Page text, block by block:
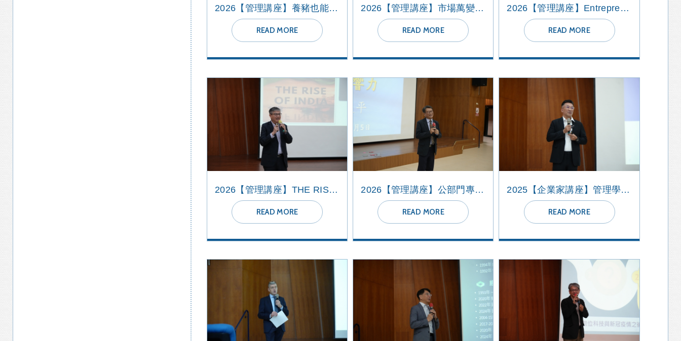
2026【管理講座】養豬也能很科技：一場從臭味到綠電的轉型革命
READ MORE
2026【管理講座】市場萬變~找利基邊走邊整隊
READ MORE
2026【管理講座】Entrepreneurship : My Journey
READ MORE
2026【管理講座】THE RISE OF INDIA
READ MORE
2026【管理講座】公部門專案與治理
READ MORE
2025【企業家講座】管理學院畢業生終生學習經驗分享
READ MORE